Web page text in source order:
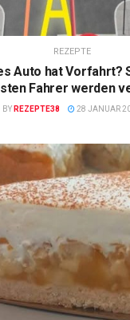
REZEPTE
Auto hat Vorfahrt?
Fahrer werden
BY REZEPTE38 28 JANUAR